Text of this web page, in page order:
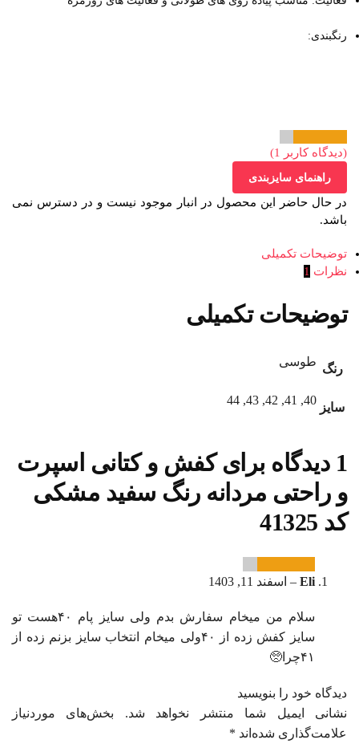
رنگبندی:
(دیدگاه کاربر 1
)
راهنمای سایزبندی
در حال حاضر این محصول در انبار موجود نیست و در دسترس نمی
باشد.
توضیحات تکمیلی
نظرات 1
توضیحات تکمیلی
رنگ
طوسی
سایز
40, 41, 42, 43, 44
1 دیدگاه برای
کفش و کتانی اسپرت
و راحتی مردانه رنگ سفید مشکی
کد 41325
Eli
– اسفند 11, 1403
سلام من میخام سفارش بدم ولی سایز پام ۴۰هست تو
سایز کفش زده از ۴۰ولی میخام انتخاب سایز بزنم زده از
۴۱چرا🥺
دیدگاه خود را بنویسید
نشانی ایمیل شما منتشر نخواهد شد.
بخش‌های موردنیاز
علامت‌گذاری شده‌اند *